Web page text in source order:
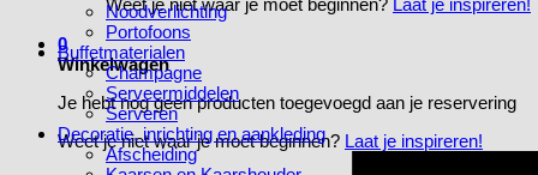
Weet je niet waar je moet beginnen? Laat je inspireren!
0
Winkelwagen
Je hebt nog geen producten toegevoegd aan je reservering
Weet je niet waar je moet beginnen? Laat je inspireren!
Noodverlichting
Portofoons
Buffetmaterialen
Champagne
Serveermiddelen
Serveren
Decoratie, inrichting en aankleding
Afscheiding